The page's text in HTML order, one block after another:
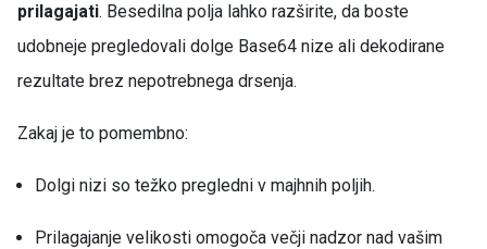
prilagajati. Besedilna polja lahko razširite, da boste
udobneje pregledovali dolge Base64 nize ali dekodirane
rezultate brez nepotrebnega drsenja.
Zakaj je to pomembno:
Dolgi nizi so težko pregledni v majhnih poljih.
Prilagajanje velikosti omogoča večji nadzor nad vašim